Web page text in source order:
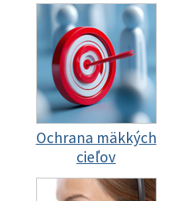
Ochrana mäkkých
cieľov